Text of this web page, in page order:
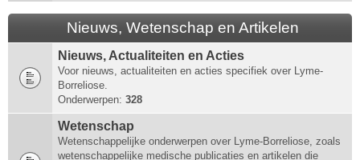
Nieuws, Wetenschap en Artikelen
Nieuws, Actualiteiten en Acties
Voor nieuws, actualiteiten en acties specifiek over Lyme-
Borreliose.
Onderwerpen: 328
Wetenschap
Wetenschappelijke onderwerpen over Lyme-Borreliose, zoals
wetenschappelijke medische publicaties en artikelen die